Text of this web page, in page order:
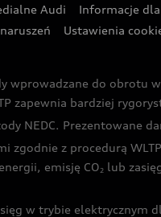
Audi Informacje
Ustawienia
wprowadzane do obrotu
zapewnia bardziej
NEDC. Prezentowane
zgodnie z procedurą
emisję CO2 lub
w trybie elektrycznym